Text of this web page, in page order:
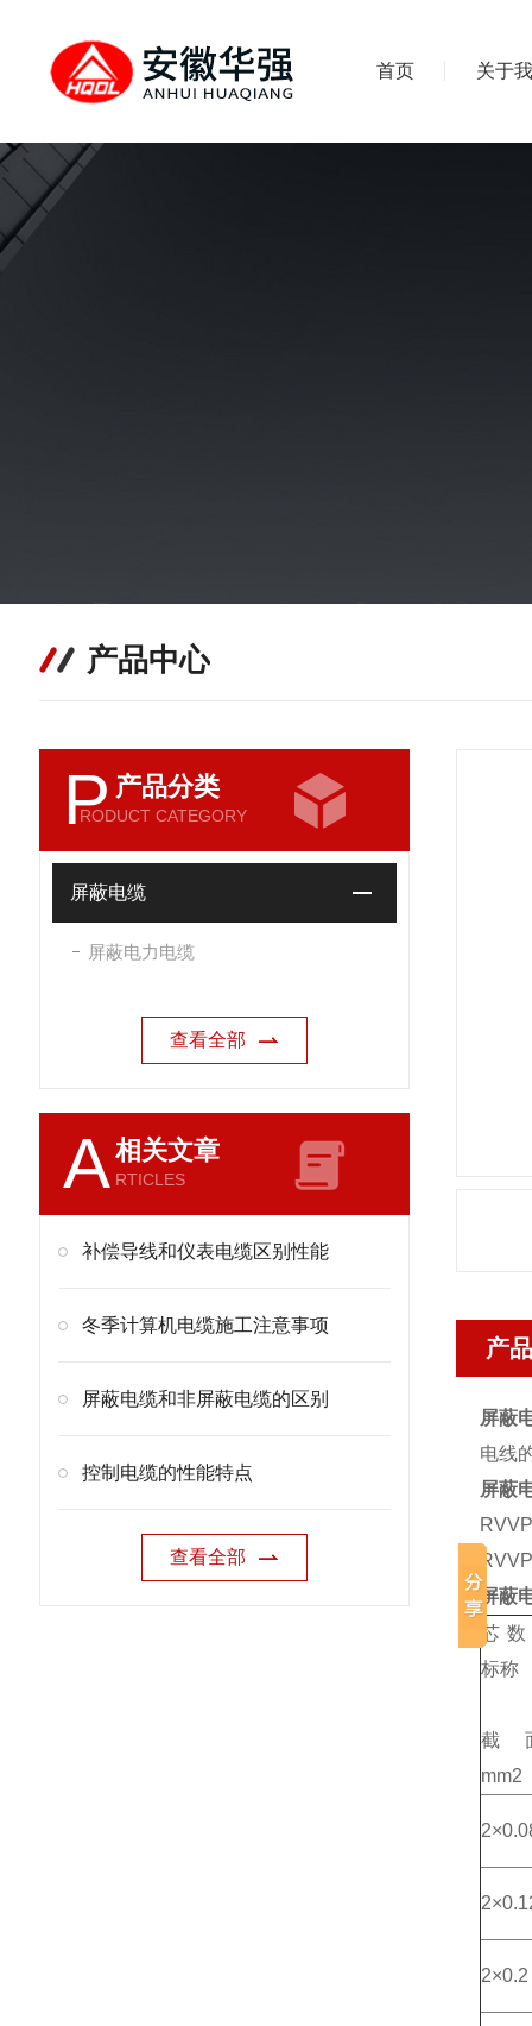
首页 关于
产品中心
P 产品分类
RODUCT CATEGORY
屏蔽电缆
屏蔽电力电缆
查看全部
A相关文章
RTICLES
补偿导线和仪表电缆区别性能
冬季计算机电缆施工注意事项
屏蔽电缆和非屏蔽电缆的区别
控制电缆的性能特点
查看全部
产
屏蔽
电线
屏蔽
屏蔽
芯
标称
截
mm2
2×0.2